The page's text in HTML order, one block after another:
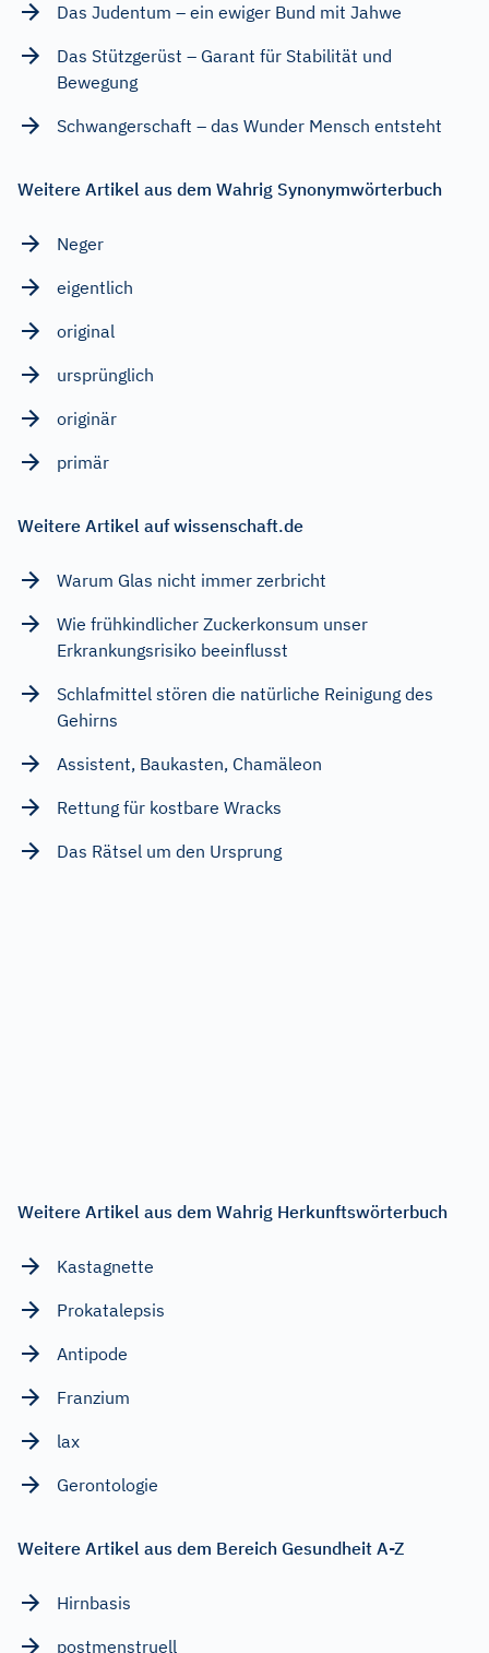
Das Judentum – ein ewiger Bund mit Jahwe
Das Stützgerüst – Garant für Stabilität und
Bewegung
Schwangerschaft – das Wunder Mensch entsteht
Weitere Artikel aus dem Wahrig Synonymwörterbuch
Neger
eigentlich
original
ursprünglich
originär
primär
Weitere Artikel auf wissenschaft.de
Warum Glas nicht immer zerbricht
Wie frühkindlicher Zuckerkonsum unser
Erkrankungsrisiko beeinflusst
Schlafmittel stören die natürliche Reinigung des
Gehirns
Assistent, Baukasten, Chamäleon
Rettung für kostbare Wracks
Das Rätsel um den Ursprung
Weitere Artikel aus dem Wahrig Herkunftswörterbuch
Kastagnette
Prokatalepsis
Antipode
Franzium
lax
Gerontologie
Weitere Artikel aus dem Bereich Gesundheit A-Z
Hirnbasis
postmenstruell